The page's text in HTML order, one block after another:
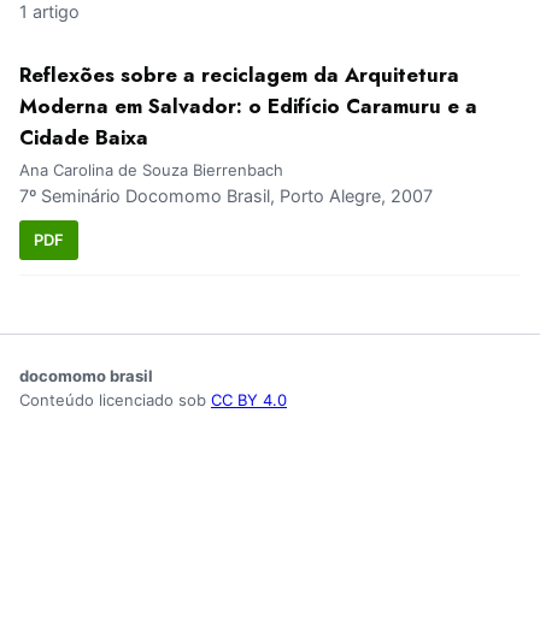
1 artigo
Reflexões sobre a reciclagem da Arquitetura
Moderna em Salvador: o Edifício Caramuru e a
Cidade Baixa
Ana Carolina de Souza Bierrenbach
7º Seminário Docomomo Brasil, Porto Alegre, 2007
PDF
docomomo brasil
Conteúdo licenciado sob CC BY 4.0